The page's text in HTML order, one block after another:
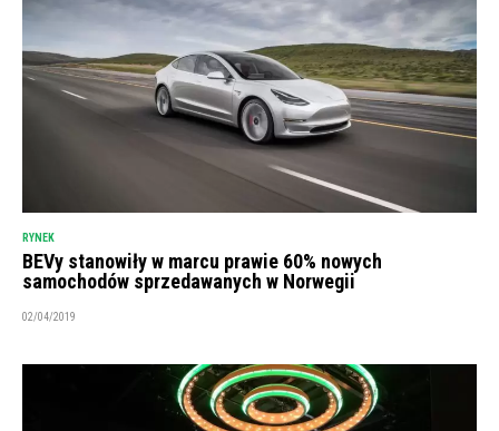
RYNEK
BEVy stanowiły w marcu prawie 60% nowych
samochodów sprzedawanych w Norwegii
02/04/2019